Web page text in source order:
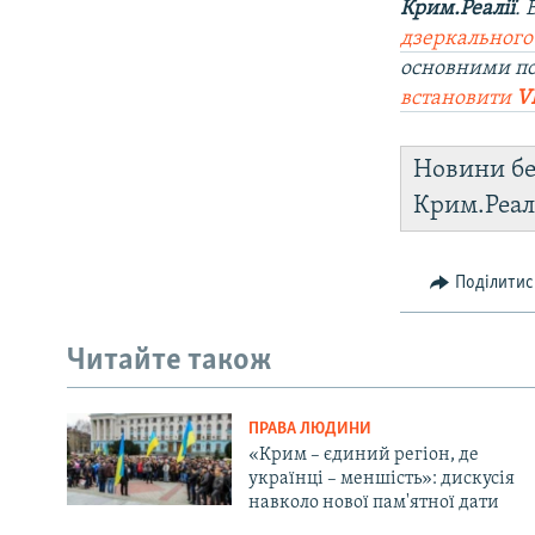
Крим.Реалії.
основними
встановити
Новини
Читайте також
ПРАВА ЛЮДИНИ
«Крим – єдиний регіон, де
українці – меншість»: дискусія
навколо нової пам'ятної дати